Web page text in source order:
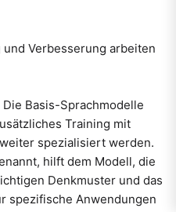
Verbesserung arbeiten
Basis-Sprachmodelle
Training mit
spezialisiert werden.
hilft dem Modell, die
Denkmuster und das
spezifische Anwendungen